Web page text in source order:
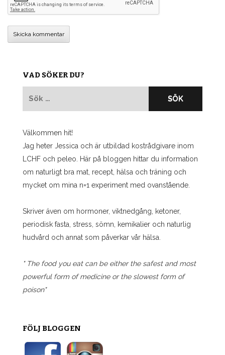
VAD SÖKER DU?
Välkommen hit!
Jag heter Jessica och är utbildad kostrådgivare inom
LCHF och peleo. Här på bloggen hittar du information
om naturligt bra mat, recept, hälsa och träning och
mycket om mina n=1 experiment med ovanstående.
Skriver även om hormoner, viktnedgång, ketoner,
periodisk fasta, stress, sömn, kemikalier och naturlig
hudvård och annat som påverkar vår hälsa.
" The food you eat can be either the safest and most
powerful form of medicine or the slowest form of
poison"
FÖLJ BLOGGEN